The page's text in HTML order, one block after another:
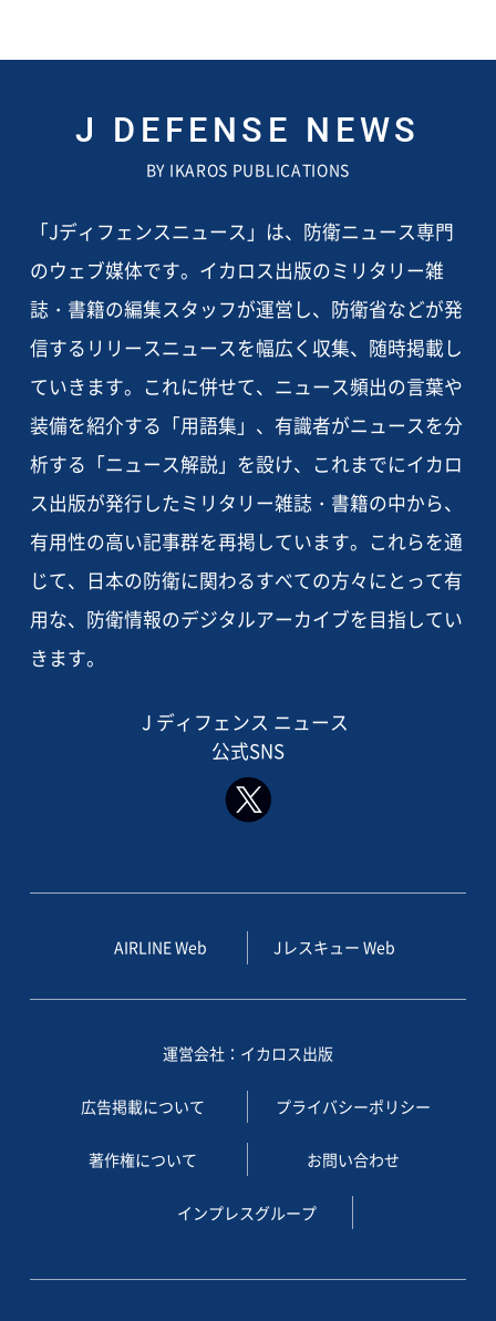
J DEFENSE NEWS
BY IKAROS PUBLICATIONS
「Jディフェンスニュース」は、防衛ニュース専門
のウェブ媒体です。イカロス出版のミリタリー雑
誌・書籍の編集スタッフが運営し、防衛省などが発
信するリリースニュースを幅広く収集、随時掲載し
ていきます。これに併せて、ニュース頻出の言葉や
装備を紹介する「用語集」、有識者がニュースを分
析する「ニュース解説」を設け、これまでにイカロ
ス出版が発行したミリタリー雑誌・書籍の中から、
有用性の高い記事群を再掲しています。これらを通
じて、日本の防衛に関わるすべての方々にとって有
用な、防衛情報のデジタルアーカイブを目指してい
きます。
J ディフェンス ニュース
公式SNS
AIRLINE Web Jレスキュー Web
運営会社：イカロス出版
広告掲載について プライバシーポリシー
著作権について お問い合わせ
インプレスグループ